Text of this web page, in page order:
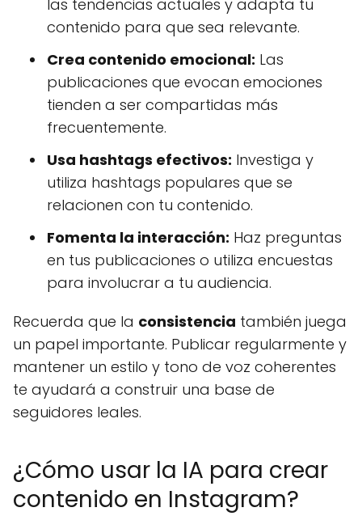
las tendencias actuales y adapta tu
contenido para que sea relevante.
Crea contenido emocional: Las
publicaciones que evocan emociones
tienden a ser compartidas más
frecuentemente.
Usa hashtags efectivos: Investiga y
utiliza hashtags populares que se
relacionen con tu contenido.
Fomenta la interacción: Haz preguntas
en tus publicaciones o utiliza encuestas
para involucrar a tu audiencia.
Recuerda que la consistencia también juega
un papel importante. Publicar regularmente y
mantener un estilo y tono de voz coherentes
te ayudará a construir una base de
seguidores leales.
¿Cómo usar la IA para crear
contenido en Instagram?